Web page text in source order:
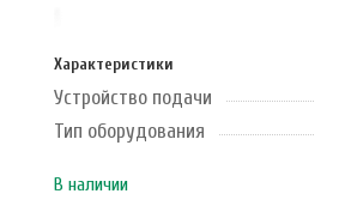
Характеристики
Устройство подачи
Тип оборудования
В наличии